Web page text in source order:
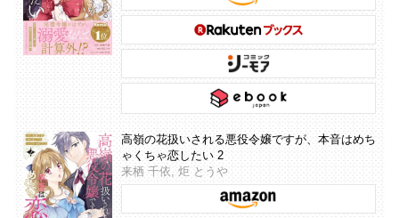
高嶺の花扱いされる悪役令嬢ですが、本音はめち
ゃくちゃ恋したい 2
来栖 千依, 炬 とうや